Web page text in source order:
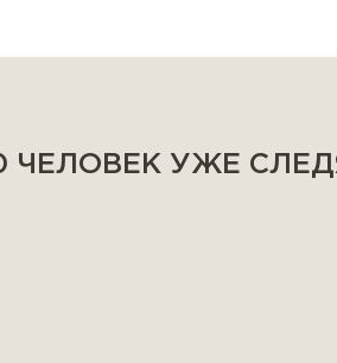
ЧЕЛОВЕК УЖЕ